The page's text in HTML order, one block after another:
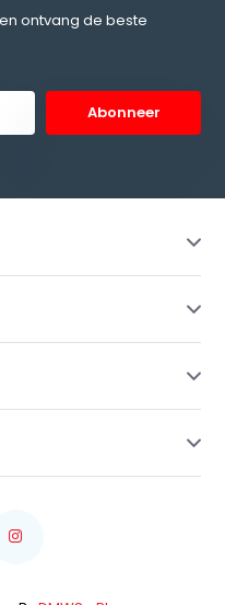
ontvang de beste
Abonneer